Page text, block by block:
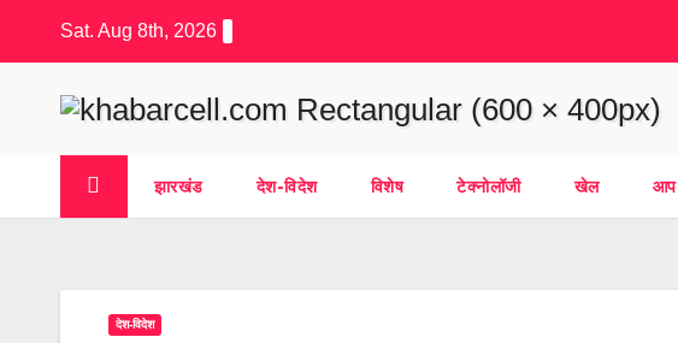
Sat. Aug 8th, 2026
झारखंड देश-विदेश विशेष टेक्नोलॉजी खेल आप
देश-विदेश